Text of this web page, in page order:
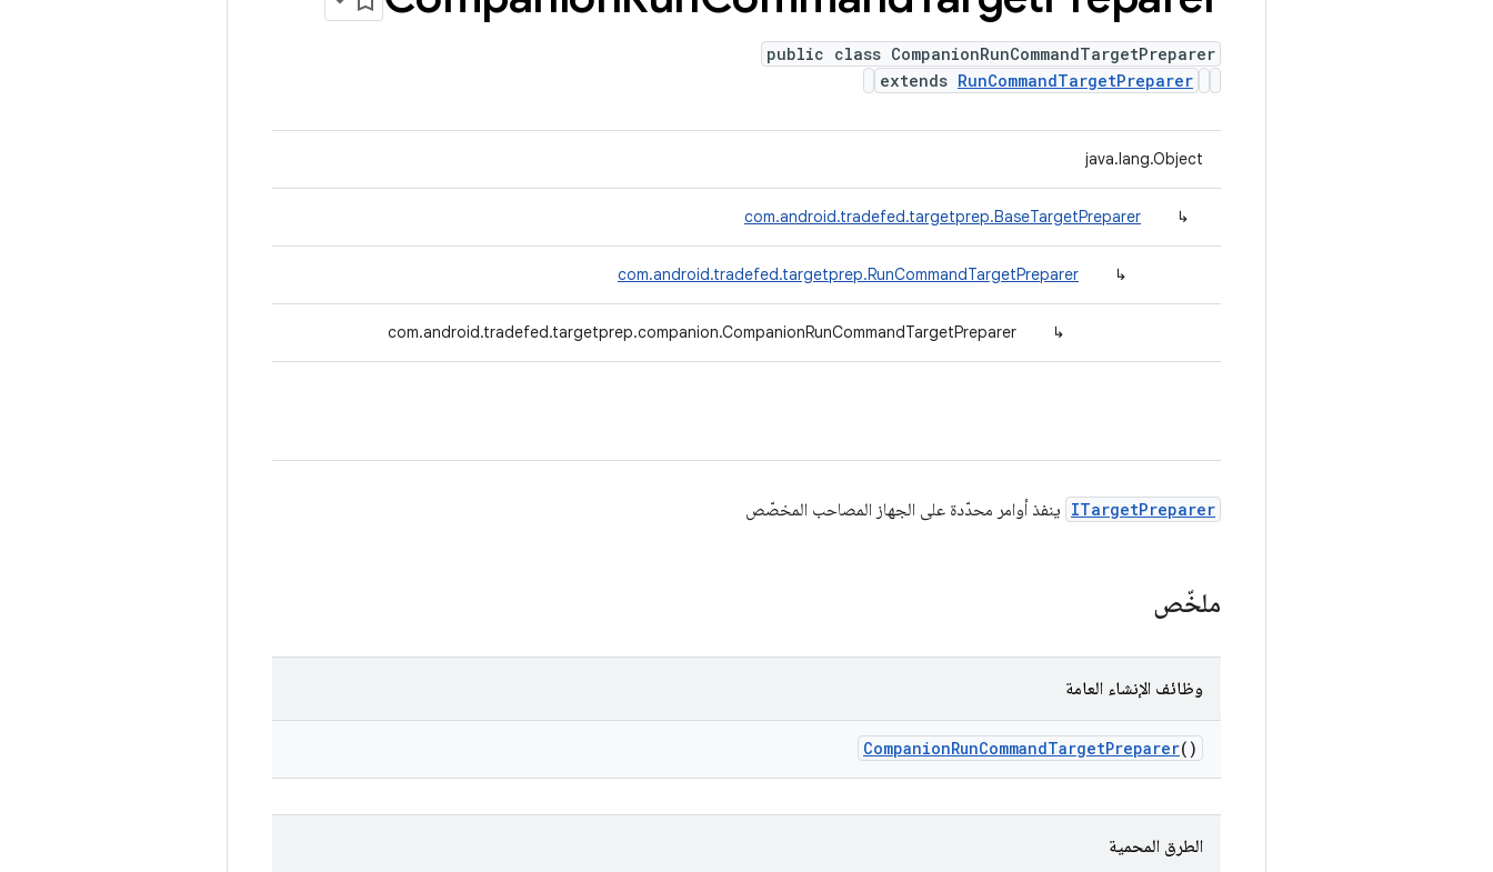
public class CompanionRunCommandTargetPreparer
extends RunCommandTargetPreparer
java.lang.Object
↳
com.android.tradefed.targetprep.BaseTargetPreparer
↳
com.android.tradefed.targetprep.RunCommandTargetPreparer
↳
com.android.tradefed.targetprep.companion.CompanionRunCommandTargetPreparer
ITargetPreparer ينفذ أوامر محدّدة على الجهاز المصاحب المخصّص
ملخّص
وظائف الإنشاء العامة
CompanionRunCommandTargetPreparer()
الطرق المحمية